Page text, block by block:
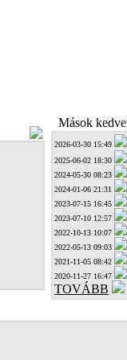
Mások
2026-03-30 15:49
2025-06-02 18:30
2024-05-30 08:23
2024-01-06 21:31
2023-07-15 16:45
2023-07-10 12:57
2022-10-13 10:07
2022-05-13 09:03
2021-11-05 08:42
2020-11-27 16:47
TOVÁBB